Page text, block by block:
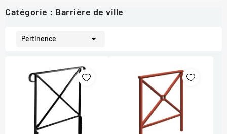
Catégorie : Barrière de ville
Pertinence 